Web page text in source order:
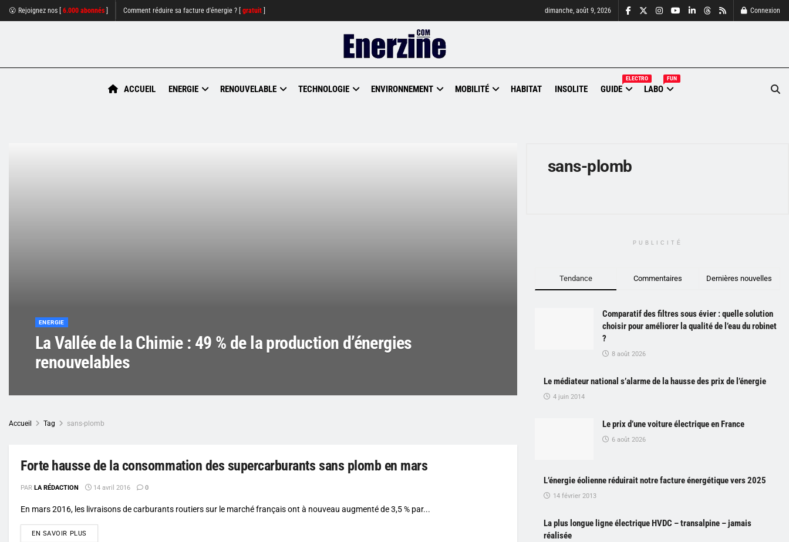
😮 Rejoignez nos [ 6.000 abonnés Comment réduire sa facture d'énergie ? [ gratuit dimanche, août 9, 2026 Connexion
ACCUEIL ENERGIE RENOUVELABLE TECHNOLOGIE ENVIRONNEMENT MOBILITÉ HABITAT INSOLITE GUIDE
ELECTRO
LABO
FUN
ENERGIE
La Vallée de la Chimie : 49 % de la production d’énergies
renouvelables
Accueil Tag sans-plomb
Forte hausse de la consommation des supercarburants sans plomb en mars
PAR LA RÉDACTION 14 avril 2016 0
En mars 2016, les livraisons de carburants routiers sur le marché français ont à nouveau augmenté de 3,5 % par...
EN SAVOIR PLUS
sans-plomb
PUBLICITÉ
Tendance Commentaires Dernières nouvelles
Comparatif des filtres sous évier : quelle solution
choisir pour améliorer la qualité de l’eau du robinet
?
8 août 2026
Le médiateur national s’alarme de la hausse des prix de l’énergie
4 juin 2014
Le prix d’une voiture électrique en France
6 août 2026
L’énergie éolienne réduirait notre facture énergétique vers 2025
14 février 2013
La plus longue ligne électrique HVDC – transalpine – jamais
réalisée